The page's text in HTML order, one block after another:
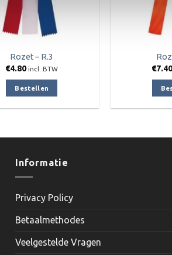
productpagina
Rozet – R.3
€4.80 incl. BTW
Bestellen
€7.40
Informatie
Privacy Policy
Betaalmethodes
Veelgestelde Vragen